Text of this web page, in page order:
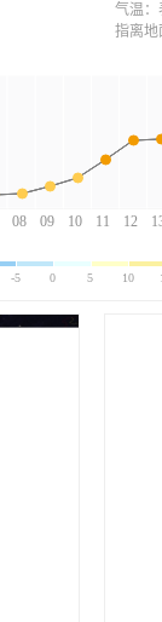
08 09 10 11 12
气温：
指离地
-5 0 5 10